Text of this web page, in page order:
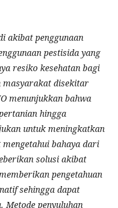
akibat penggunaan
pestisida yang
resiko kesehatan bagi
masyarakat disekitar
menunjukkan bahwa
hingga
untuk meningkatkan
bahaya dari
solusi akibat
pengetahuan
sehingga dapat
Metode penyuluhan